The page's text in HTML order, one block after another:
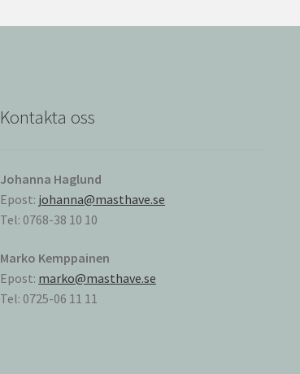
Kontakta oss
Johanna Haglund
Epost: johanna@masthave.se
Tel: 0768-38 10 10
Marko Kemppainen
Epost: marko@masthave.se
Tel: 0725-06 11 11